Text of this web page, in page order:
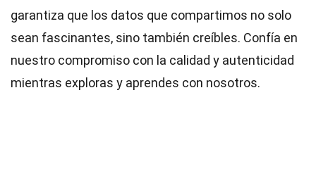
garantiza que los datos que compartimos no solo
sean fascinantes, sino también creíbles. Confía en
nuestro compromiso con la calidad y autenticidad
mientras exploras y aprendes con nosotros.